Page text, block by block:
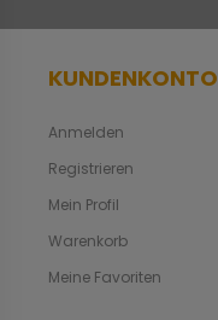
KUNDENKONTO
Anmelden
Registrieren
Mein Profil
Warenkorb
Meine Favoriten